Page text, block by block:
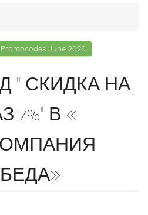
Promocodes June 2020
" СКИДКА НА
7%" В «